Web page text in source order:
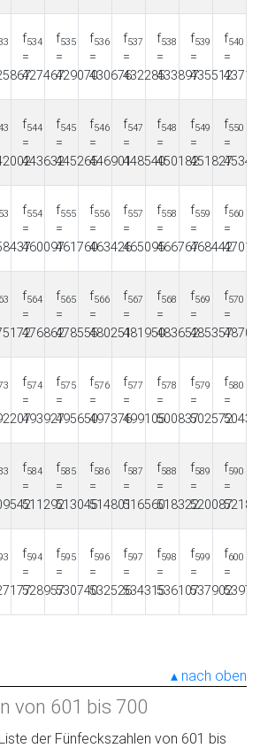
f534
=
427467
f535
=
429070
f536
=
430676
f537
=
432285
f538
=
433897
f539
=
435512
f540
=
f544
=
443632
f545
=
445265
f546
=
446901
f547
=
448540
f548
=
450182
f549
=
451827
f550
=
f554
=
460097
f555
=
461760
f556
=
463426
f557
=
465095
f558
=
466767
f559
=
468442
f560
=
f564
=
476862
f565
=
478555
f566
=
480251
f567
=
481950
f568
=
483652
f569
=
485357
f570
=
f574
=
493927
f575
=
495650
f576
=
497376
f577
=
499105
f578
=
500837
f579
=
502572
f580
=
f584
=
511292
f585
=
513045
f586
=
514801
f587
=
516560
f588
=
518322
f589
=
520087
f590
=
f594
=
528957
f595
=
530740
f596
=
532526
f597
=
534315
f598
=
536107
f599
=
537902
f600
=
nach oben
von 601 bis 700
der Fünfeckszahlen von 601 bis